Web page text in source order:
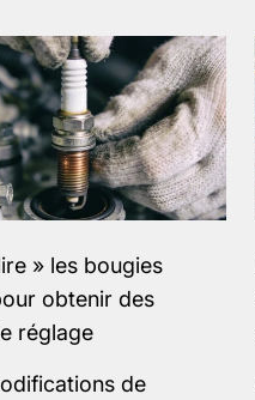
» les bougies
obtenir des
réglage
de